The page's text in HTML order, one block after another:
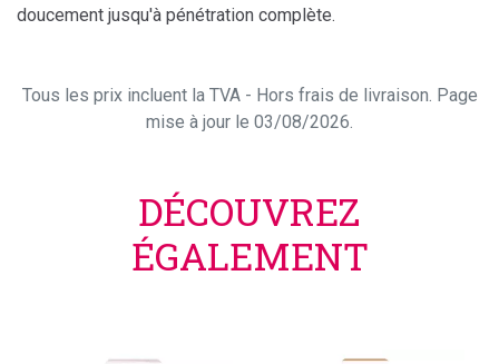
doucement jusqu'à pénétration complète.
Tous les prix incluent la TVA - Hors frais de livraison. Page
mise à jour le 03/08/2026.
DÉCOUVREZ
ÉGALEMENT